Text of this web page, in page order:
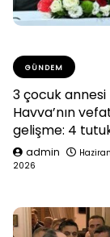
GÜNDEM
3 çocuk annesi
Havva’nın
gelişme: 4
admin
2026